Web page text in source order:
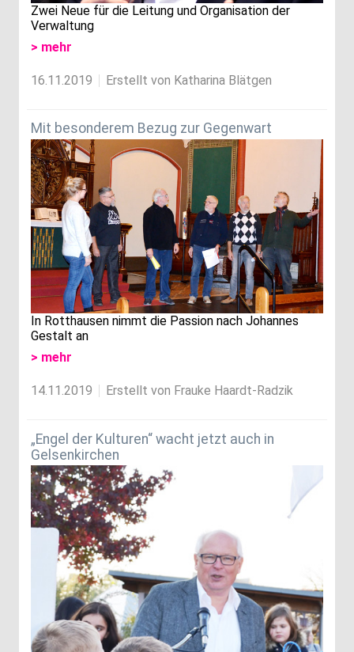
Zwei Neue für die Leitung und Organisation der
Verwaltung
> mehr
16.11.2019 Erstellt von Katharina Blätgen
Mit besonderem Bezug zur Gegenwart
In Rotthausen nimmt die Passion nach Johannes
Gestalt an
> mehr
14.11.2019 Erstellt von Frauke Haardt-Radzik
„Engel der Kulturen“ wacht jetzt auch in
Gelsenkirchen